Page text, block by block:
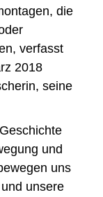
die
verfasst
2018
seine
und
uns
unsere